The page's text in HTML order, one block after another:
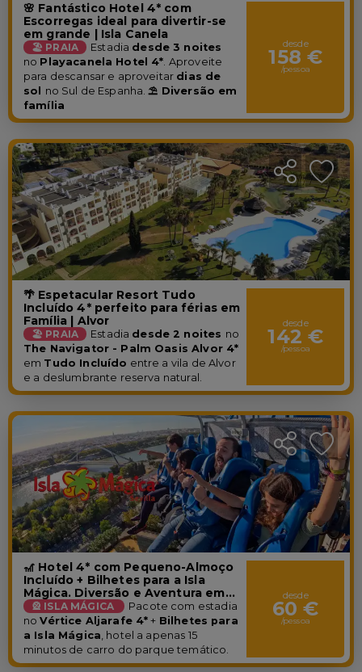
🌸 Fantástico Hotel 4* com
Escorregas ideal para divertir-se
em grande | Isla Canela
🏖️ PRAIA Estadia desde 3 noites
no Playacanela Hotel 4*. Aproveite
para descansar e aproveitar dias de
sol no Sul de Espanha.⛱️ Diversão em
família
desde
158 €
/pessoa
🌴 Espetacular Resort Tudo
Incluído 4* perfeito para férias em
Família | Alvor
🏖️ PRAIA Estadia desde 2 noites no
The Navigator - Palm Oasis Alvor 4*
em Tudo Incluído entre a vila de Alvor
e a deslumbrante reserva natural.
desde
142 €
/pessoa
🎢 Hotel 4* com Pequeno-Almoço
Incluído + Bilhetes para a Isla
Mágica. Diversão e Aventura em
um só lugar! | Sevilha
🎡 ISLA MÁGICA
Pacote com estadia
noVértice Aljarafe 4* + Bilhetes para
a Isla Mágica, hotel a apenas 15
minutos de carro do parque temático.
desde
60 €
/pessoa